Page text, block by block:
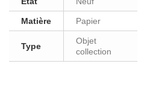
Matière Papier
Type
Objet
collection